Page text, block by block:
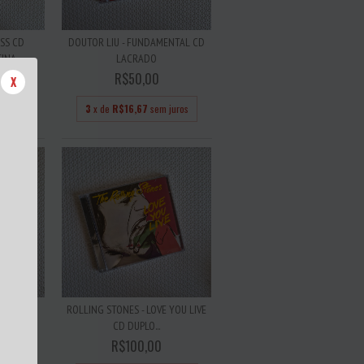
X
CD
DOUTOR LIU - FUNDAMENTAL CD
LACRADO
R$50,00
3 x de R$16,67 sem juros
(A
ROLLING STONES - LOVE YOU LIVE
CD DUPLO...
R$100,00